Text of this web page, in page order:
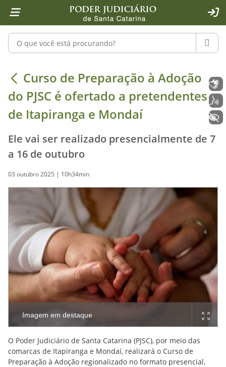
1 Ir para o conteúdo
2 Ir para a ferramenta de acessibilidade - Rybená
4 Ir para o menu principal
5 Ir para a pesquisa
6 Ir para o rodapé
7 Ir para a página inicial
Pesquisar no portal
Curso de Preparação à Adoção do
Curso de Preparação à Adoção
do PJSC é ofertado a pretendentes
de Itapiranga e Mondaí
Ele vai ser realizado presencialmente de 7
a 16 de outubro
03 outubro 2025 | 10h34min
Imagem em destaque
O Poder Judiciário de Santa Catarina (PJSC), por meio das
comarcas de Itapiranga e Mondaí, realizará o Curso de
Preparação à Adoção regionalizado no formato presencial,
Libras
Voz
+ Acessibilidade